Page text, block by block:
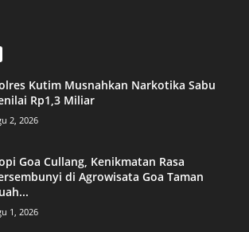
Kutim Musnahkan Narkotika Sabu
Rp1,3 Miliar
2, 2026
Goa Cullang, Kenikmatan Rasa
di Agrowisata Goa Taman
1, 2026